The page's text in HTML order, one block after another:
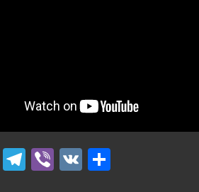
Odnoklassniki
Telegram
Viber
VK